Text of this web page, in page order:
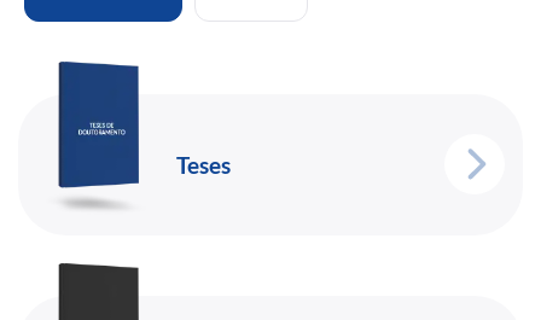
Teses